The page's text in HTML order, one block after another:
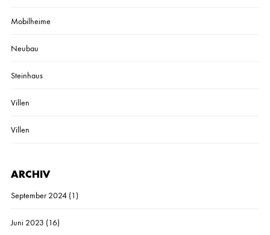
Mobilheime
Neubau
Steinhaus
Villen
Villen
ARCHIV
September 2024(1)
Juni 2023 (16)